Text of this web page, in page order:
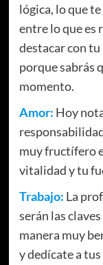
lógica, lo que
entre lo que es
destacar con
porque sabrás
momento.
Amor: Hoy
muy fructífero
vitalidad y tu
Trabajo: La
serán las
manera muy
y dedícate a